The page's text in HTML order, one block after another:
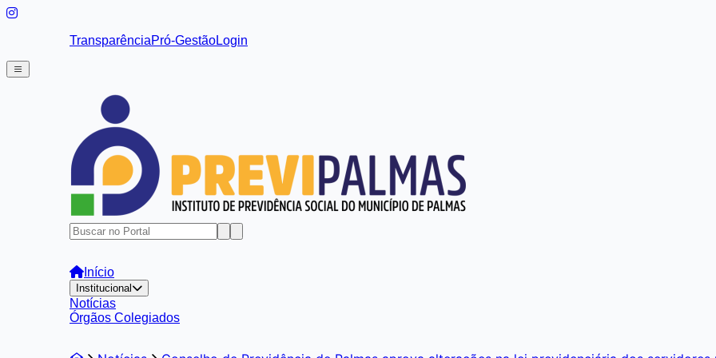
TransparênciaPró-GestãoLogin
Início
Institucional
Notícias
Órgãos Colegiados